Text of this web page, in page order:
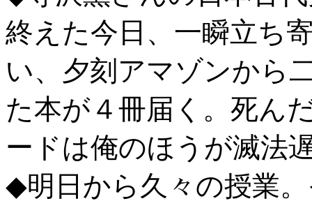
終えた今日、一瞬立ち
い、夕刻アマゾンから
た本が４冊届く。死ん
ードは俺のほうが滅法
◆明日から久々の授業